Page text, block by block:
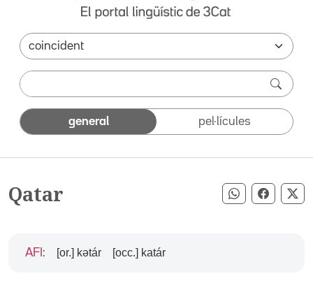
general pel·lícules
Qatar Compartir
AFI : [or.] kətár [occ.] katár